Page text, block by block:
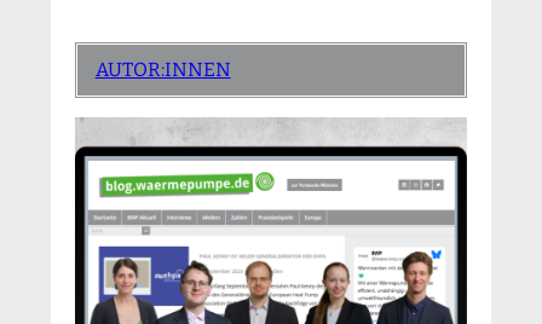
AUTOR:INNEN